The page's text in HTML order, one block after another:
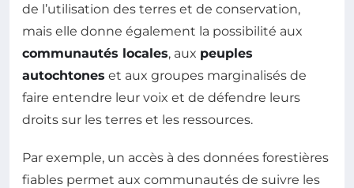
de l’utilisation des terres et de conservation,
mais elle donne également la possibilité aux
communautés locales, aux peuples
autochtones et aux groupes marginalisés de
faire entendre leur voix et de défendre leurs
droits sur les terres et les ressources.
Par exemple, un accès à des données forestières
fiables permet aux communautés de suivre les